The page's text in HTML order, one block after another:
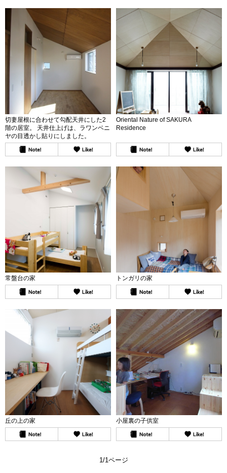
切妻屋根に合わせて勾配天井にした2
階の居室。 天井仕上げは、ラワンベニ
ヤの目透かし貼りにしました。
Oriental Nature of SAKURA
Residence
常盤台の家 トンガリの家
丘の上の家 小屋裏の子供室
1/1ページ